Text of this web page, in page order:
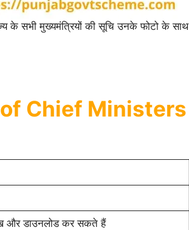
के सभी मुख्यमंत्रियों की सूचि उनके फोटो के साथ
Chief Ministers
और डाउनलोड कर सकते हैं